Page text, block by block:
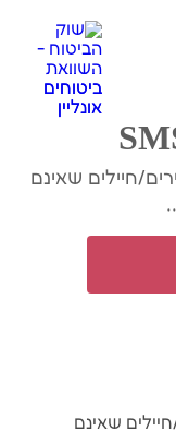
חיילים שאינם
שאינם